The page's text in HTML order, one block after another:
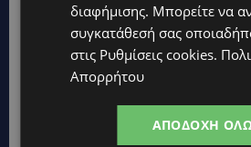
ΕΤΟΙΜΑΣΤΕΙΤΕ ΓΙΑ ΚΑΘΥΣΤΕΡΗΣΕΙΣ:
αυτοκινητόδρομο Αμμοχώστου –
UPDATES
ΙΣΑΑΚ-ΣΟΛΩΜΟΥ: Κλείνουν συμβολικά
διαφήμισης. Μπορείτε να
συγκατάθεσή σας
στις Ρυθμίσεις cookies.
Απορρήτου
ΑΠΟΔΟΧΉ